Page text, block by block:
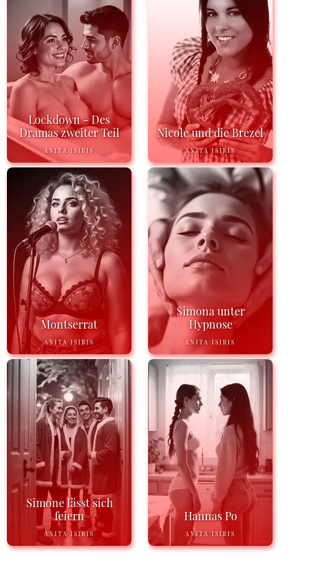
Lockdown - Des
Dramas zweiter Teil
ANITA ISIRIS
Nicole und die Brezel
ANITA ISIRIS
Montserrat
ANITA ISIRIS
Simona unter
Hypnose
ANITA ISIRIS
Simone lässt sich
feiern
ANITA ISIRIS
Hannas Po
ANITA ISIRIS